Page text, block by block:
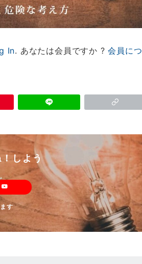
In. あなたは会員ですか ?会員につ
しよう
す